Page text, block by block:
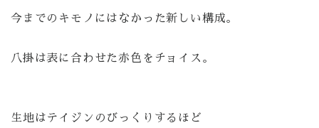
今までのキモノにはなかった新しい構成。
八掛は表に合わせた赤色をチョイス。
生地はテイジンのびっくりするほど